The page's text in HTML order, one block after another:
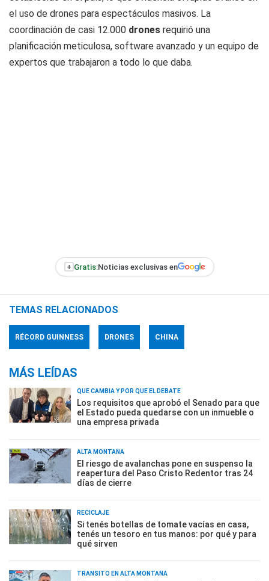
el uso de drones para espectáculos masivos. La
coordinación de casi 12.000 drones requirió una
planificación meticulosa, software avanzado y un equipo de
expertos que trabajaron a todo lo que daba.
+ Gratis:Noticias exclusivas en
TEMAS RELACIONADOS
RÉCORD GUINNESS DRONES CHINA
MÁS LEÍDAS
QUÉ CAMBIA Y POR QUÉ EL DEBATE
Los requisitos que aprobó el Senado para que
el Estado pueda quedarse con un inmueble o
una empresa privada
ALTA MONTAÑA
El riesgo de avalanchas pone en suspenso la
reapertura del Paso Cristo Redentor tras 24
días de cierre
RECICLAJE
Si tenés botellas de tomate vacías en casa,
tenés un tesoro en tus manos: por qué y para
qué sirven
TRÁNSITO EN ALTA MONTAÑA